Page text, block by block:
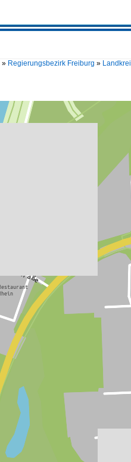
» Regierungsbezirk Freiburg »